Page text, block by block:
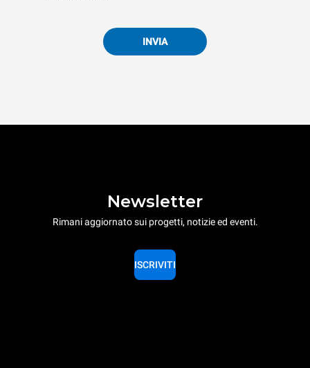
INVIA
Newsletter
Rimani aggiornato sui progetti, notizie ed eventi.
ISCRIVITI